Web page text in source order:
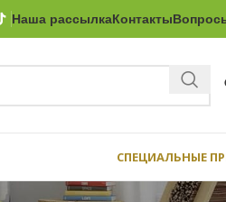
Наша рассылкаКонтакты
СПЕЦИАЛЬНЫЕ